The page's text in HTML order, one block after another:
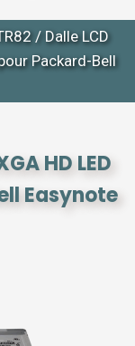
/ Dalle LCD
Packard-Bell
HD LED
Easynote